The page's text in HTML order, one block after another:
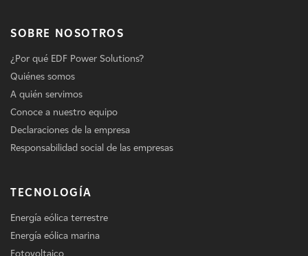
SOBRE NOSOTROS
¿Por qué EDF Power Solutions?
Quiénes somos
A quién servimos
Conoce a nuestro equipo
Declaraciones de la empresa
Responsabilidad social de las empresas
TECNOLOGÍA
Energía eólica terrestre
Energía eólica marina